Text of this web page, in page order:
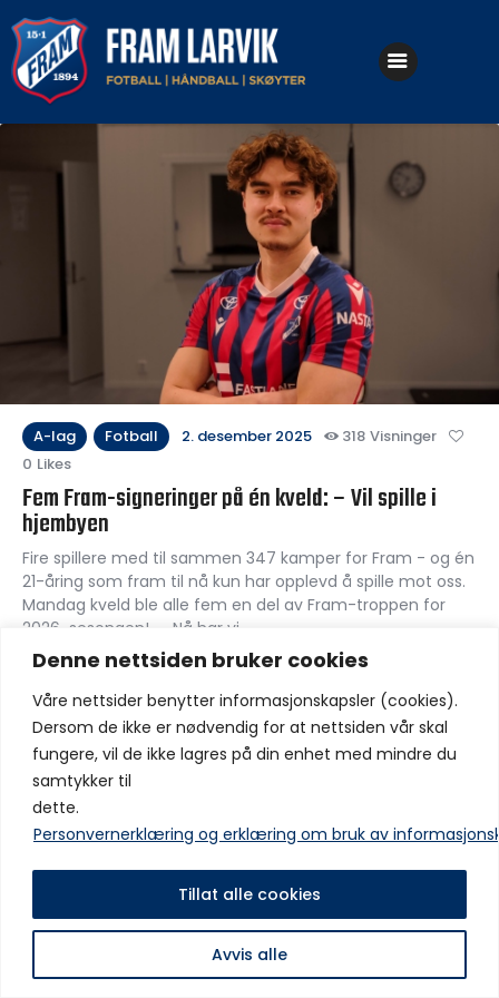
Denne nettsiden bruker cookies
Våre nettsider benytter informasjonskapsler (cookies).
Dersom de ikke er nødvendig for at nettsiden vår skal
fungere, vil de ikke lagres på din enhet med mindre du
samtykker til
dette.
Personvernerklæring og erklæring om bruk av
Avvis alle
Tillat alle cookies
Klubben
Håndball
A-lag Fotball 2. desember 2025 318 Visninger
0 Likes
Fem Fram-signeringer på én kveld: – Vil spille i
hjembyen
Fire spillere med til sammen 347 kamper for Fram - og én
21-åring som fram til nå kun har opplevd å spille mot oss.
Mandag kveld ble alle fem en del av Fram-troppen for
2026-sesongen! – Nå har vi…
Copyright © IF Fram 2025 Alle rettigheter er reservert